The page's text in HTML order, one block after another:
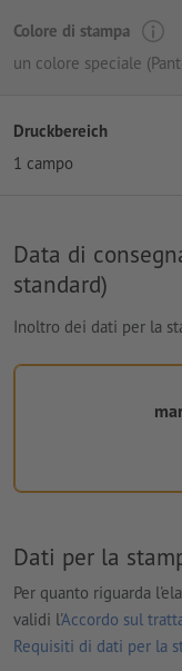
Colore di stampa
un colore speciale
Druckbereich
1 campo
Data di
standard)
Inoltro dei dati per la
Dati per la
Per quanto riguarda
validi l'Accordo sul
Requisiti di dati per la